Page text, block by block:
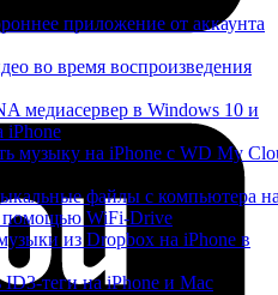
приложение от аккаунта
во время воспроизведения
медиасервер в Windows 10 и
iPhone
музыку на iPhone с WD My
файлы с компьютера
помощью WiFi-Drive
из Dropbox на iPhone в
ID3-теги на iPhone и Mac